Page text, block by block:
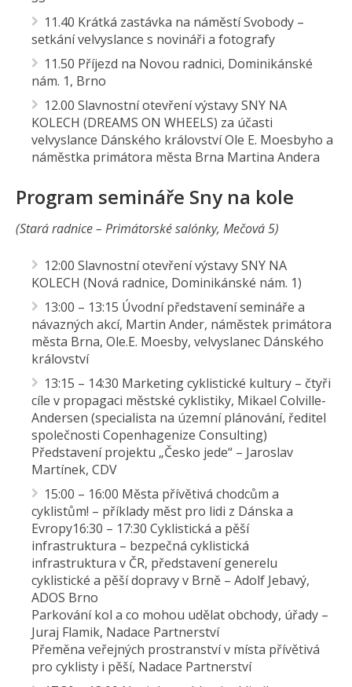
11.40 Krátká zastávka na náměstí Svobody –
setkání velvyslance s novináři a fotografy
11.50 Příjezd na Novou radnici, Dominikánské
nám. 1, Brno
12.00 Slavnostní otevření výstavy SNY NA
KOLECH (DREAMS ON WHEELS) za účasti
velvyslance Dánského království Ole E. Moesbyho a
náměstka primátora města Brna Martina Andera
Program semináře Sny na kole
(Stará radnice – Primátorské salónky, Mečová 5)
12:00 Slavnostní otevření výstavy SNY NA
KOLECH (Nová radnice, Dominikánské nám. 1)
13:00 – 13:15 Úvodní představení semináře a
návazných akcí, Martin Ander, náměstek primátora
města Brna, Ole.E. Moesby, velvyslanec Dánského
království
13:15 – 14:30 Marketing cyklistické kultury – čtyři
cíle v propagaci městské cyklistiky, Mikael Colville-
Andersen (specialista na územní plánování, ředitel
společnosti Copenhagenize Consulting)
Představení projektu „Česko jede“ – Jaroslav
Martínek, CDV
15:00 – 16:00 Města přívětivá chodcům a
cyklistům! – příklady měst pro lidi z Dánska a
Evropy16:30 – 17:30 Cyklistická a pěší
infrastruktura – bezpečná cyklistická
infrastruktura v ČR, představení generelu
cyklistické a pěší dopravy v Brně – Adolf Jebavý,
ADOS Brno
Parkování kol a co mohou udělat obchody, úřady –
Juraj Flamik, Nadace Partnerství
Přeměna veřejných prostranství v místa přívětivá
pro cyklisty i pěší, Nadace Partnerství